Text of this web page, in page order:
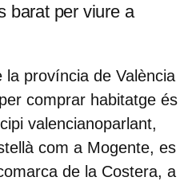
barat per viure a
la província de València
comprar habitatge és
valencianoparlant,
com a Mogente, es
de la Costera, a